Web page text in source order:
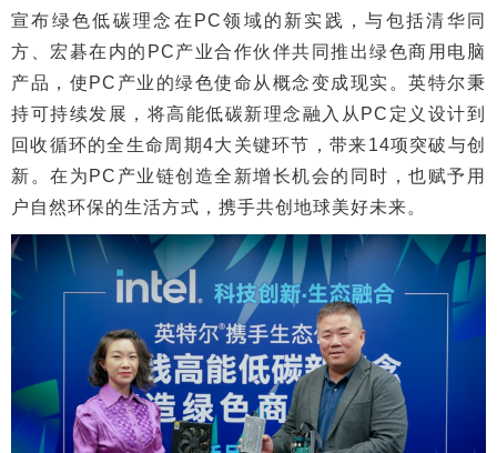
宣布绿色低碳理念在PC领域的新实践，与包括清华同
方、宏碁在内的PC产业合作伙伴共同推出绿色商用电脑
产品，使PC产业的绿色使命从概念变成现实。英特尔秉
持可持续发展，将高能低碳新理念融入从PC定义设计到
回收循环的全生命周期4大关键环节，带来14项突破与创
新。在为PC产业链创造全新增长机会的同时，也赋予用
户自然环保的生活方式，携手共创地球美好未来。